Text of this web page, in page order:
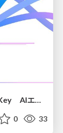
Datadog 2026/7/23 登壇資料 Speed Is Key AIエージェント時代に求められる オブザーバビリティ
0 33